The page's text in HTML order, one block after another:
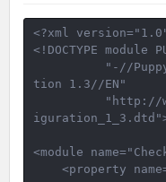
<?xml
<!DOCTYPE module
"-//
tion 1.3//EN"
" http://
iguration_1_3.dtd
<module
<property